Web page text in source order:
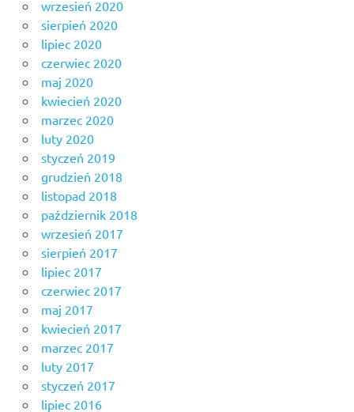
wrzesień 2020
sierpień 2020
lipiec 2020
czerwiec 2020
maj 2020
kwiecień 2020
marzec 2020
luty 2020
styczeń 2019
grudzień 2018
listopad 2018
październik 2018
wrzesień 2017
sierpień 2017
lipiec 2017
czerwiec 2017
maj 2017
kwiecień 2017
marzec 2017
luty 2017
styczeń 2017
lipiec 2016